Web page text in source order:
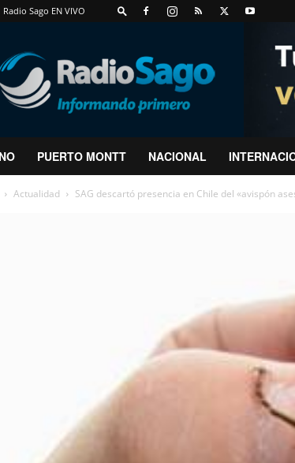
Radio Sago EN VIVO
RadioSago
PUERTO MONTT NACIONAL
Actualidad SAG descartó presencia en Chile del «avispón